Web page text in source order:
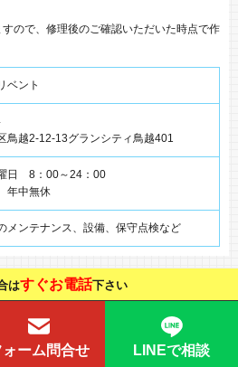
ので、修理後のご確認いただいた時点で作
ベント
鳥越2-12-13グランシティ鳥越401
日 8：00～24：00
年中無休
メンテナンス、設備、保守点検など
はすぐお電話下さい
ォーム問合せ LINEで相談